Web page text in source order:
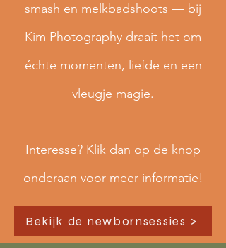
smash en melkbadshoots — bij
Kim Photography draait het om
échte momenten, liefde en een
vleugje magie.
Interesse? Klik dan op de knop
onderaan voor meer informatie!
Bekijk de newbornsessies >